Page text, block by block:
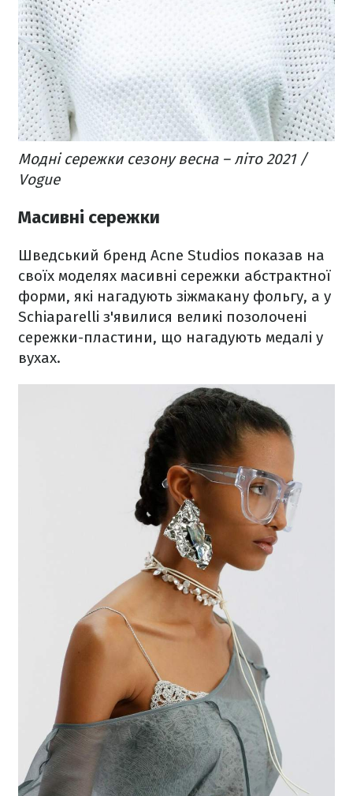
Модні сережки сезону весна – літо 2021 /
Vogue
Масивні сережки
Шведський бренд Acne Studios показав на
своїх моделях масивні сережки абстрактної
форми, які нагадують зіжмакану фольгу, а у
Schiaparelli з'явилися великі позолочені
сережки-пластини, що нагадують медалі у
вухах.